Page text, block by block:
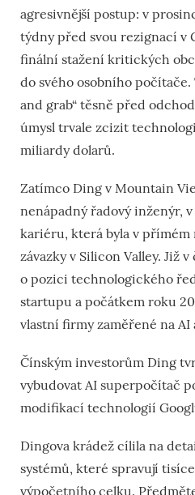
agresivnější postup: v
týdny před svou rezignací v
finální stažení kritických
do svého osobního počítače.
and grab“ těsně před
úmysl trvale zcizit
miliardy dolarů.
Zatímco Ding v Mountain
nenápadný řadový inženýr,
kariéru, která byla v
závazky v Silicon Valley. Již
o pozici technologického
startupu a počátkem roku
vlastní firmy zaměřené na AI
Čínským investorům Ding
vybudovat AI superpočítač
modifikací technologií
Dingova krádež cílila na
systémů, které spravují
výpočetního celku.